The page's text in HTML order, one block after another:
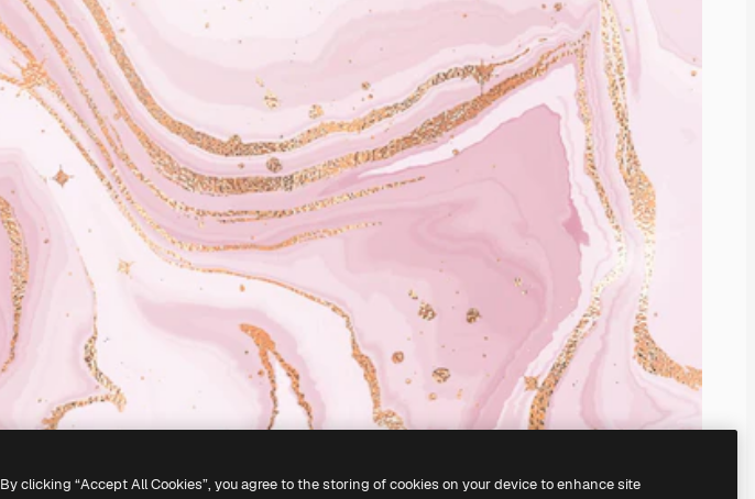
By clicking “Accept All Cookies”, you agree to the storing of cookies on your device to enhance site